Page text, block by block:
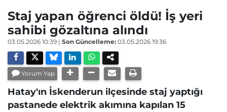
Staj yapan öğrenci öldü! İş yeri
sahibi gözaltına alındı
03.05.2026 10:39 | Son Güncelleme: 03.05.2026 19:36
Yorum Yap
Hatay'ın İskenderun ilçesinde staj yaptığı
pastanede elektrik akımına kapılan 15